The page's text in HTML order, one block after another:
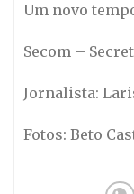
Um novo
Secom –
Jornalista:
Fotos: Beto